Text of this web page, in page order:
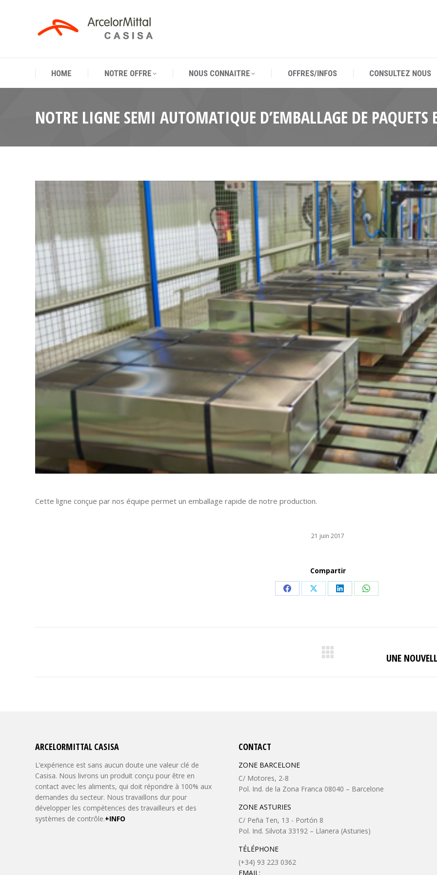
HOME NOTRE OFFRE NOUS CONNAITRE OFFRES/INFOS CONSULTEZ NOUS
NOTRE LIGNE SEMI AUTOMATIQUE D’EMBALLAGE DE PAQUETS
Cette ligne conçue par nos équipe permet un emballage rapide de notre production.
21 juin 2017
Compartir
Share
Facebook
Share
X
Share
LinkedIn
Share
WhatsApp
COMMENTAIRE
UNE
ARCELORMITTAL CASISA
L’expérience est sans aucun doute une valeur clé de
Casisa. Nous livrons un produit conçu pour être en
contact avec les aliments, qui doit répondre à 100% aux
demandes du secteur. Nous travaillons dur pour
développer les compétences des travailleurs et des
systèmes de contrôle.+INFO
CONTACT
ZONE BARCELONE
C/ Motores, 2-8
Pol. Ind. de la Zona Franca 08040 – Barcelone
ZONE ASTURIES
C/ Peña Ten, 13 - Portón 8
Pol. Ind. Silvota 33192 – Llanera (Asturies)
TÉLÉPHONE
(+34) 93 223 0362
EMAIL:
NOTRE OFFRE